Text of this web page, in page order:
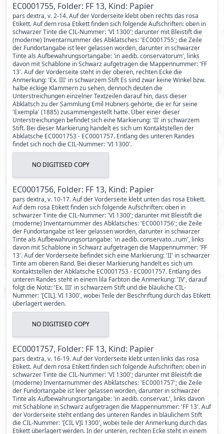
EC0001755, Folder: FF 13, Kind: Papier
pars dextra, v. 2-14. Auf der Vorderseite klebt oben rechts das rosa
Etikett. Auf dem rosa Etikett finden sich folgende Aufschriften: oben in
schwarzer Tinte die CIL-Nummer: 'VI 1300'; darunter mit Bleistift die
(moderne) Inventarnummer des Abklatsches: 'EC0001755'; die Zeile
der Fundortangabe ist leer gelassen worden, darunter in schwarzer
Tinte als Aufbewahrungsortangabe: 'in aedib. conservatorum', links
davon mit Schablone in Schwarz aufgetragen die Mappennummer: 'FF
13'. Auf der Vorderseite steht in der oberen, rechten Ecke die
Anmerkung: 'Ex. III' in schwarzem Stift Es sind zwar keine Winkel bzw.
halbe eckige Klammern zu sehen, dennoch deuten die
Unterstreichungen einzelner Textzeilen darauf hin, dass dieser
Abklatsch zu der Sammlung Emil Hübners gehörte, die er für seine
'Exempla' (1885) zusammengestellt hatte. Über einer dieser
Unterstreichungen befindet sich eine Markierung: 'II' in schwarzem
Stift. Bei dieser Markierung handelt es sich um Kontaktstellen der
Abklatsche EC0001753 - EC0001757. Entlang des unteren Randes
findet sich noch die CIL-Nummer: 'VI 1300'.
NO DIGITISED COPY
EC0001756, Folder: FF 13, Kind: Papier
pars dextra, v. 10-17. Auf der Vorderseite klebt unten das rosa Etikett.
Auf dem rosa Etikett finden sich folgende Aufschriften: oben in
schwarzer Tinte die CIL-Nummer: 'VI 1300'; darunter mit Bleistift die
(moderne) Inventarnummer des Abklatsches: 'EC0001756'; die Zeile
der Fundortangabe ist leer gelassen worden, darunter in schwarzer
Tinte als Aufbewahrungsortangabe: 'in aedib. conservato...rum', links
davon mit Schablone in Schwarz aufgetragen die Mappennummer: 'FF
13'. Auf der Vorderseite befindet sich eine Markierung: 'II' in schwarzer
Tinte am oberen Rand. Bei dieser Markierung handelt es sich um
Kontaktstellen der Abklatsche EC0001753 - EC0001757. Entlang des
unteren Randes steht in einem lila Farbton die Anmerkung: 'IV', darauf
folgt die Notiz: 'Ex. III' in schwarzem Stift und die bläuliche CIL-
Nummer: '[CIL]. VI 1300', wobei Teile der Beschriftung durch das Etikett
überlagert werden.
NO DIGITISED COPY
EC0001757, Folder: FF 13, Kind: Papier
pars dextra, v. 16-19. Auf der Vorderseite klebt unten links das rosa
Etikett. Auf dem rosa Etikett finden sich folgende Aufschriften: oben in
schwarzer Tinte die CIL-Nummer: 'VI 1300'; darunter mit Bleistift die
(moderne) Inventarnummer des Abklatsches: 'EC0001757'; die Zeile
der Fundortangabe ist leer gelassen worden, darunter in schwarzer
Tinte als Aufbewahrungsortangabe: 'in aedib. conservat.', links davon
mit Schablone in Schwarz aufgetragen die Mappennummer: 'FF 13'. Auf
der Vorderseite steht entlang des unteren Randes in bläulichem Stift
die CIL-Nummer: '[CIL V]I 1300', wobei teile der Anmerkung durch das
Etikett überlagert werden. In der unteren, rechten Ecke steht in einem